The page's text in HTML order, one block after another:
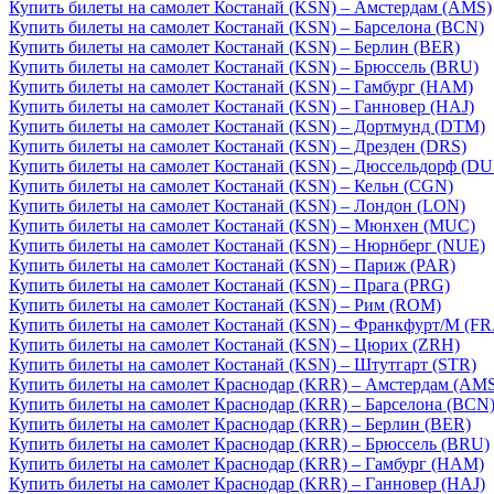
Купить билеты на самолет Костанай (KSN) – Амстердам (AMS)
Купить билеты на самолет Костанай (KSN) – Барселона (BCN)
Купить билеты на самолет Костанай (KSN) – Берлин (BER)
Купить билеты на самолет Костанай (KSN) – Брюссель (BRU)
Купить билеты на самолет Костанай (KSN) – Гамбург (HAM)
Купить билеты на самолет Костанай (KSN) – Ганновер (HAJ)
Купить билеты на самолет Костанай (KSN) – Дортмунд (DTM)
Купить билеты на самолет Костанай (KSN) – Дрезден (DRS)
Купить билеты на самолет Костанай (KSN) – Дюссельдорф
Купить билеты на самолет Костанай (KSN) – Кельн (CGN)
Купить билеты на самолет Костанай (KSN) – Лондон (LON)
Купить билеты на самолет Костанай (KSN) – Мюнхен (MUC)
Купить билеты на самолет Костанай (KSN) – Нюрнберг (NUE)
Купить билеты на самолет Костанай (KSN) – Париж (PAR)
Купить билеты на самолет Костанай (KSN) – Прага (PRG)
Купить билеты на самолет Костанай (KSN) – Рим (ROM)
Купить билеты на самолет Костанай (KSN) – Франкфурт/М
Купить билеты на самолет Костанай (KSN) – Цюрих (ZRH)
Купить билеты на самолет Костанай (KSN) – Штутгарт (STR)
Купить билеты на самолет Краснодар (KRR) – Амстердам
Купить билеты на самолет Краснодар (KRR) – Барселона (BCN)
Купить билеты на самолет Краснодар (KRR) – Берлин (BER)
Купить билеты на самолет Краснодар (KRR) – Брюссель (BRU)
Купить билеты на самолет Краснодар (KRR) – Гамбург (HAM)
Купить билеты на самолет Краснодар (KRR) – Ганновер (HAJ)